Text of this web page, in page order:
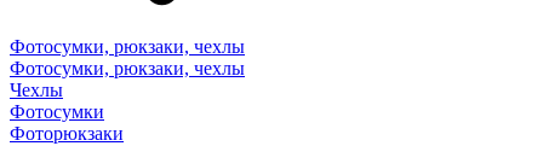
Фотосумки, рюкзаки, чехлы
Фотосумки, рюкзаки, чехлы
Чехлы
Фотосумки
Фоторюкзаки